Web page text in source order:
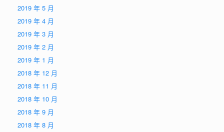
2019 年 5 月
2019 年 4 月
2019 年 3 月
2019 年 2 月
2019 年 1 月
2018 年 12 月
2018 年 11 月
2018 年 10 月
2018 年 9 月
2018 年 8 月